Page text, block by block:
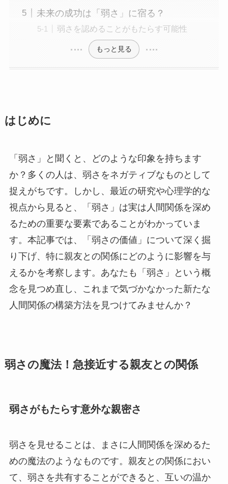
未来の成功は「弱さ」に宿る？
弱さを認めることがもたらす可能性
もっと見る
はじめに
「弱さ」と聞くと、どのような印象を持ちます
か？多くの人は、弱さをネガティブなものとして
捉えがちです。しかし、最近の研究や心理学的な
視点から見ると、「弱さ」は実は人間関係を深め
るための重要な要素であることがわかっていま
す。本記事では、「弱さの価値」について深く掘
り下げ、特に親友との関係にどのように影響を与
えるかを考察します。あなたも「弱さ」という概
念を見つめ直し、これまで気づかなかった新たな
人間関係の構築方法を見つけてみませんか？
弱さの魔法！急接近する親友との関係
弱さがもたらす意外な親密さ
弱さを見せることは、まさに人間関係を深めるた
めの魔法のようなものです。親友との関係におい
て、弱さを共有することができると、互いの温か